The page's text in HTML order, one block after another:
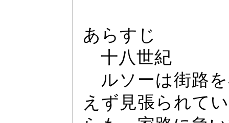
あらすじ
十八世紀
ルソーは街路
えず見張られて